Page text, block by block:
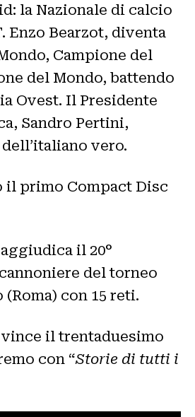
la Nazionale di calcio
Enzo Bearzot, diventa
Campione del
del Mondo, battendo
Ovest. Il Presidente
Sandro Pertini,
vero.
il primo Compact Disc
il 20°
del torneo
(Roma) con 15 reti.
il trentaduesimo
con “Storie di tutti i